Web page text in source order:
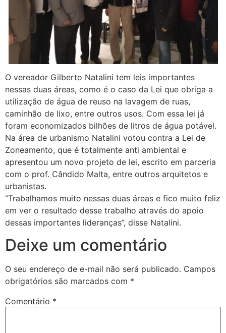
O vereador Gilberto Natalini tem leis importantes
nessas duas áreas, como é o caso da Lei que obriga a
utilização de água de reuso na lavagem de ruas,
caminhão de lixo, entre outros usos. Com essa lei já
foram economizados bilhões de litros de água potável.
Na área de urbanismo Natalini votou contra a Lei de
Zoneamento, que é totalmente anti ambiental e
apresentou um novo projeto de lei, escrito em parceria
com o prof. Cândido Malta, entre outros arquitetos e
urbanistas.
“Trabalhamos muito nessas duas áreas e fico muito feliz
em ver o resultado desse trabalho através do apoio
dessas importantes lideranças”, disse Natalini.
Deixe um comentário
O seu endereço de e-mail não será publicado. Campos
obrigatórios são marcados com *
Comentário *